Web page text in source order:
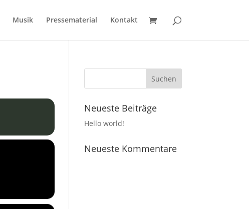
Musik Pressematerial Kontakt
Neueste Beiträge
Hello world!
Neueste Kommentare